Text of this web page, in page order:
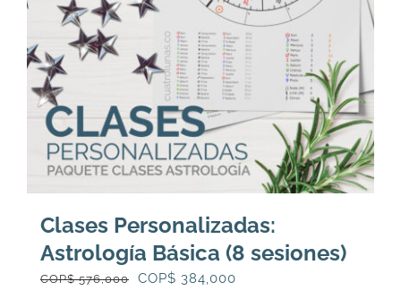
elegir
en
la
página
de
producto
Clases Personalizadas:
Astrología Básica (8 sesiones)
COP$576,000
El
COP$ 384,000